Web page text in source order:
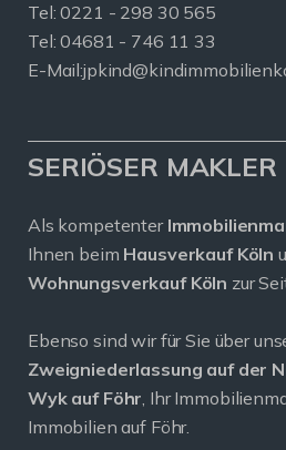
Tel: 0221 - 298 30 565
Tel: 04681 - 746 11 33
E-Mail:
SERIÖSER MAKLER
Als kompetenter
Ihnen beim Hausverkauf Köln
Wohnungsverkauf Köln zur
Ebenso sind wir für Sie über
Zweigniederlassung auf der
Wyk auf Föhr, Ihr
Immobilien auf Föhr.